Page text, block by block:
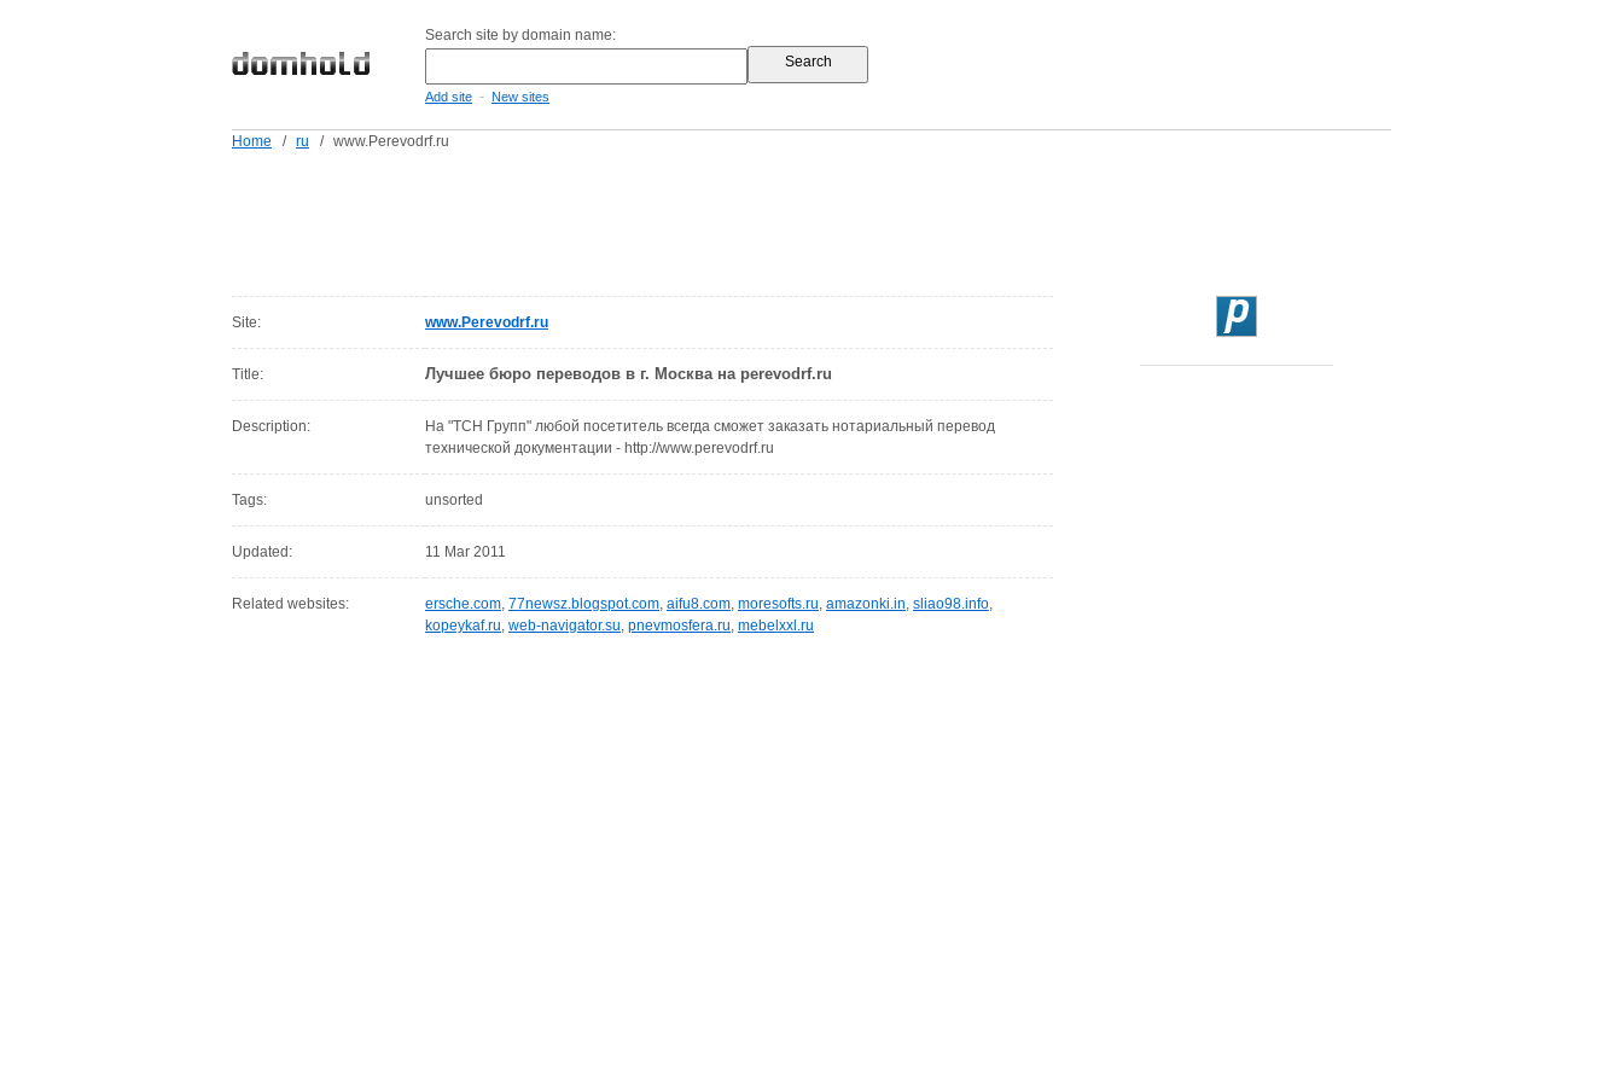
Search site by domain name:
Add site - New sites
Home / ru / www.Perevodrf.ru
Site: www.Perevodrf.ru
Title: Лучшее бюро переводов в г. Москва на perevodrf.ru
Description:
На "ТСН Групп" любой посетитель всегда сможет заказать нотариальный перевод
технической документации - http://www.perevodrf.ru
Tags: unsorted
Updated: 11 Mar 2011
Related websites: ersche.com, 77newsz.blogspot.com, aifu8.com, moresofts.ru, amazonki.in, sliao98.info,
kopeykaf.ru, web-navigator.su, pnevmosfera.ru, mebelxxl.ru